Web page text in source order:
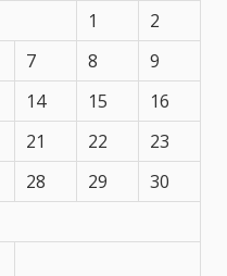
1
2
7 8
9
14 15
16
21 22
23
28 29
30